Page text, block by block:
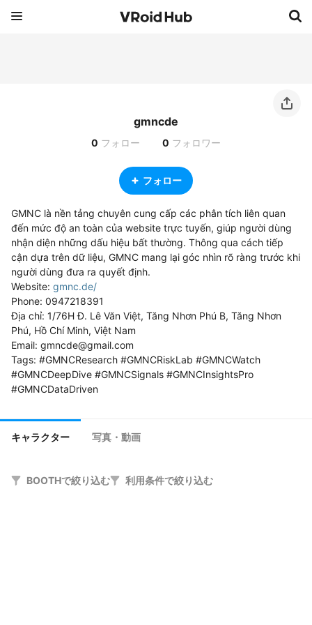
gmncde
0 フォロー 0 フォロワー
フォロー
GMNC là nền tảng chuyên cung cấp các phân tích liên quan
đến mức độ an toàn của website trực tuyến, giúp người dùng
nhận diện những dấu hiệu bất thường. Thông qua cách tiếp
cận dựa trên dữ liệu, GMNC mang lại góc nhìn rõ ràng trước khi
người dùng đưa ra quyết định.
Website: gmnc.de/
Phone: 0947218391
Địa chỉ: 1/76H Đ. Lê Văn Việt, Tăng Nhơn Phú B, Tăng Nhơn
Phú, Hồ Chí Minh, Việt Nam
Email: gmncde@gmail.com
Tags: #GMNCResearch #GMNCRiskLab #GMNCWatch
#GMNCDeepDive #GMNCSignals #GMNCInsightsPro
#GMNCDataDriven
キャラクター 写真・動画
BOOTHで絞り込む 利用条件で絞り込む